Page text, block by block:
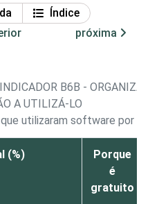
Índice
próxima
B6B -
A UTILIZÁ-LO
utilizaram software por
(%)
Porque
é
gratuito